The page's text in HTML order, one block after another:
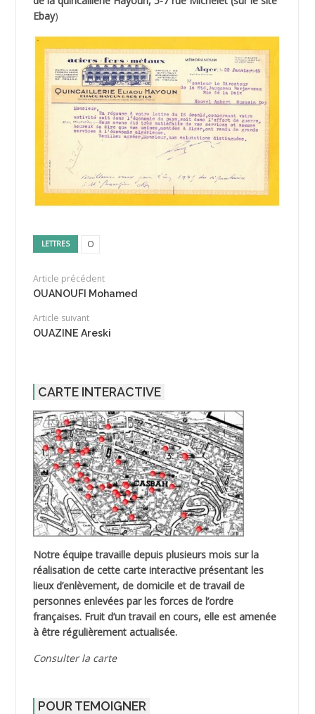
Ebay)
LETTRES O
Article précédent
OUANOUFI Mohamed
Article suivant
OUAZINE Areski
CARTE INTERACTIVE
Notre équipe travaille depuis plusieurs mois sur la
réalisation de cette carte interactive présentant les
lieux d’enlèvement, de domicile et de travail de
personnes enlevées par les forces de l’ordre
françaises. Fruit d’un travail en cours, elle est amenée
à être régulièrement actualisée.
Consulter la carte
POUR TEMOIGNER